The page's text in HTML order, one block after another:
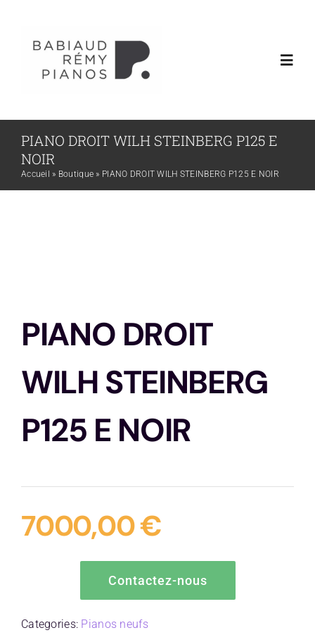
content
Accueil
Nos pianos
PIANO DROIT WILH STEINBERG P125 E
NOIR
Accueil » Boutique » PIANO DROIT WILH STEINBERG P125 E NOIR
PIANO DROIT
WILH STEINBERG
P125 E NOIR
7000,00€
Contactez-nous
Categories: Pianos neufs